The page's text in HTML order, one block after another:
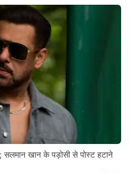
सलमान खान के पड़ोसी से पोस्ट हटाने